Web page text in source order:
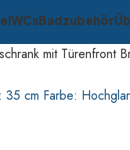
WCsBadzubehör
mit Türenfront